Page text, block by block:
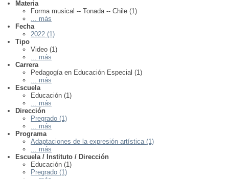
Materia
Forma musical -- Tonada -- Chile (1)
... más
Fecha
2022 (1)
Tipo
Video (1)
... más
Carrera
Pedagogía en Educación Especial (1)
... más
Escuela
Educación (1)
... más
Dirección
Pregrado (1)
... más
Programa
Adaptaciones de la expresión artística (1)
... más
Escuela / Instituto / Dirección
Educación (1)
Pregrado (1)